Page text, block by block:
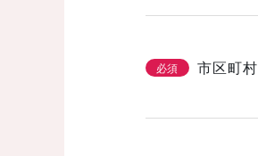
必須 市区町村